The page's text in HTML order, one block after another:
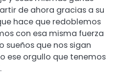
de ahora gracias a su
hace que redoblemos
con esa misma fuerza
sueños que nos sigan
ese orgullo que tenemos